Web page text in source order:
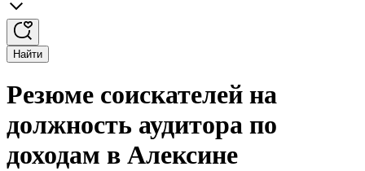
Найти
Резюме соискателей на
должность аудитора по
доходам в Алексине